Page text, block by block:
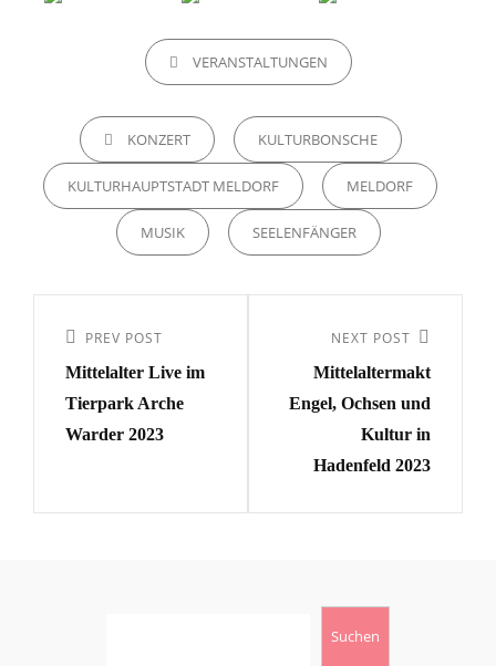
CATEGORIESVERANSTALTUNGEN
TAGS, KONZERT KULTURBONSCHE
KULTURHAUPTSTADT MELDORF MELDORF
MUSIK SEELENFÄNGER
Previous
Post
PREV POST
Mittelalter Live im
Tierpark Arche
Warder 2023
Post
NEXT POST
Mittelaltermakt
Engel, Ochsen und
Kultur in
Hadenfeld 2023
Suchen